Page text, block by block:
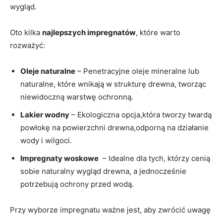
wygląd.
Oto kilka najlepszych impregnatów, które‌ warto
rozważyć:
Oleje naturalne – Penetracyjne oleje mineralne lub
⁣naturalne, które wnikają ‍w strukturę drewna, tworząc
niewidoczną ​warstwę ochronną.
Lakier wodny – Ekologiczna opcja,która⁣ tworzy twardą‌
powłokę​ na powierzchni drewna,odporną na⁢ działanie
wody i⁣ wilgoci.
Impregnaty woskowe ‍ –⁢ Idealne‌ dla tych, którzy cenią​
sobie ​naturalny wygląd​ drewna, ​a ‍jednocześnie
potrzebują ochrony ⁤przed wodą.
Przy wyborze ⁤impregnatu ważne‍ jest, aby zwrócić uwagę